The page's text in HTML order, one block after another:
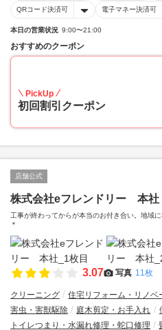
QRコード決済可 電子マネー決済可
本日の営業状況 9:00〜21:00
おすすめのクーポン
PickUp
初回割引クーポン
店舗公式
株式会社eフレンドリー 本社
工事が終わってからが本当のお付き合い。地域
＊
3.07 写真 11枚
クリーニング 住宅リフォーム・リノベ
害虫・害獣駆除
庭木剪定・お手入れ
トイレつまり・水漏れ修理・蛇口修理